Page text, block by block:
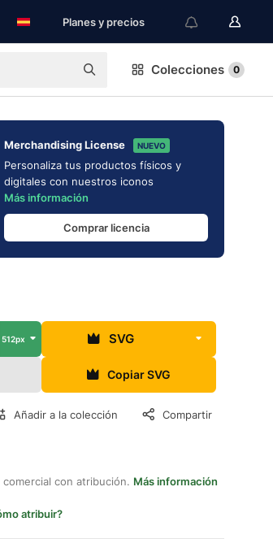
Planes y precios
Colecciones 0
Merchandising License NUEVO
Personaliza tus productos físicos y
digitales con nuestros iconos
Más información
Comprar licencia
512px SVG
Copiar SVG
Añadir a la colección Compartir
con atribución. Más información
atribuir?